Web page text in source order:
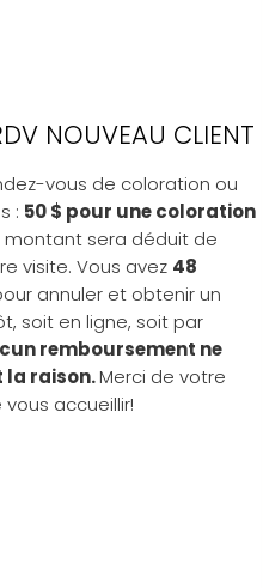
NOUVEAU CLIENT
vous de coloration ou
: 50 $ pour une coloration
montant sera déduit de
visite. Vous avez 48
annuler et obtenir un
soit en ligne, soit par
remboursement ne
la raison.Merci de votre
accueillir!